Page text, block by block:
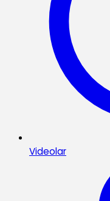
Videolar